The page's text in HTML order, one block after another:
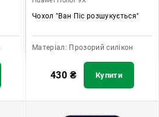
Чохол "Ван Піс розшукується"
Матеріал: Прозорий силікон
430 ₴ Купити